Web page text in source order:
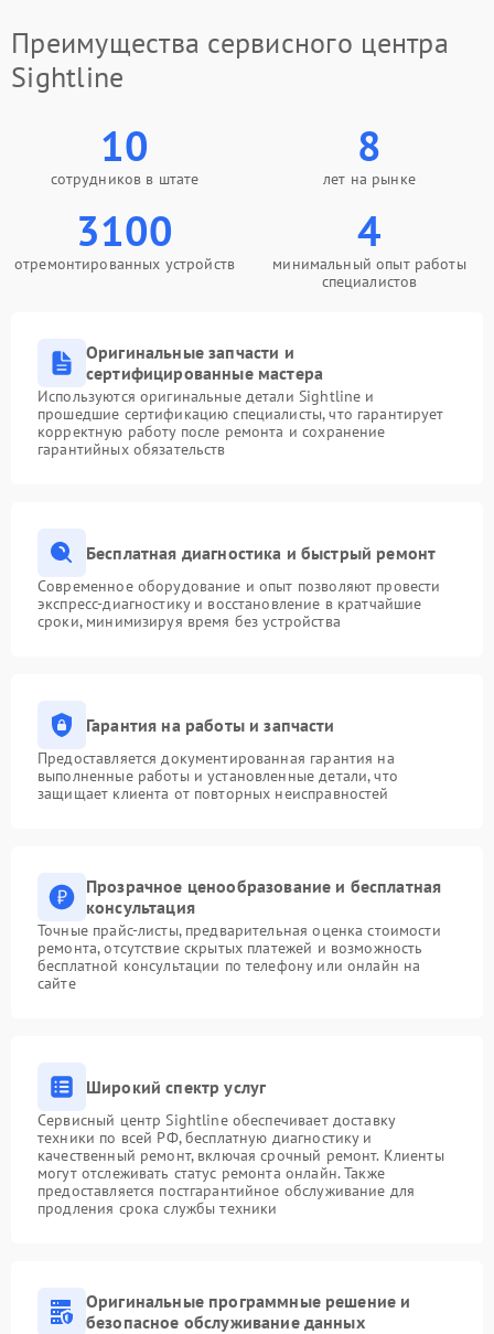
Преимущества сервисного центра
Sightline
10
сотрудников в штате
8
лет на рынке
3100
отремонтированных устройств
4
минимальный опыт работы
специалистов
Оригинальные запчасти и
сертифицированные мастера
Используются оригинальные детали Sightline и
прошедшие сертификацию специалисты, что гарантирует
корректную работу после ремонта и сохранение
гарантийных обязательств
Бесплатная диагностика и быстрый ремонт
Современное оборудование и опыт позволяют провести
экспресс-диагностику и восстановление в кратчайшие
сроки, минимизируя время без устройства
Гарантия на работы и запчасти
Предоставляется документированная гарантия на
выполненные работы и установленные детали, что
защищает клиента от повторных неисправностей
Прозрачное ценообразование и бесплатная
консультация
Точные прайс-листы, предварительная оценка стоимости
ремонта, отсутствие скрытых платежей и возможность
бесплатной консультации по телефону или онлайн на
сайте
Широкий спектр услуг
Сервисный центр Sightline обеспечивает доставку
техники по всей РФ, бесплатную диагностику и
качественный ремонт, включая срочный ремонт. Клиенты
могут отслеживать статус ремонта онлайн. Также
предоставляется постгарантийное обслуживание для
продления срока службы техники
Оригинальные программные решение и
безопасное обслуживание данных